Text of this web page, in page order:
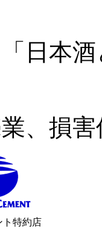
「日本
、損
ト特約店